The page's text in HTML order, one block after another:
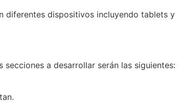
diferentes dispositivos incluyendo tablets y
a desarrollar serán las siguientes: